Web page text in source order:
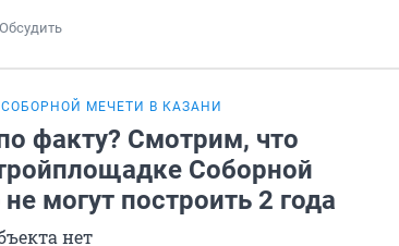
Обсудить
МЕЧЕТИ В КАЗАНИ
факту? Смотрим, что
Соборной
могут построить 2 года
нет